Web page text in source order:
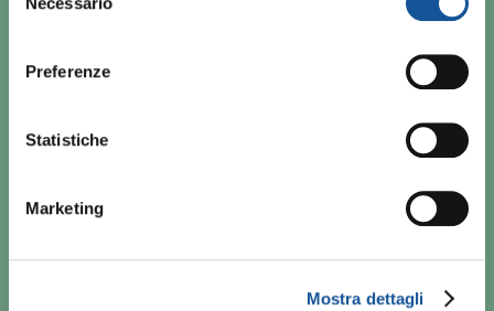
del
Preferenze
Statistiche
Marketing
Mostra dettagli
RESPONSABILITÀ SOCIALE
CONTATTI